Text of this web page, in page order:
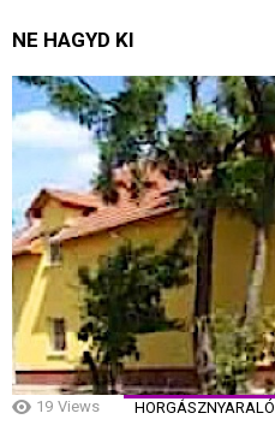
NE HAGYD KI
19 Views HORGÁSZNYARALÓ